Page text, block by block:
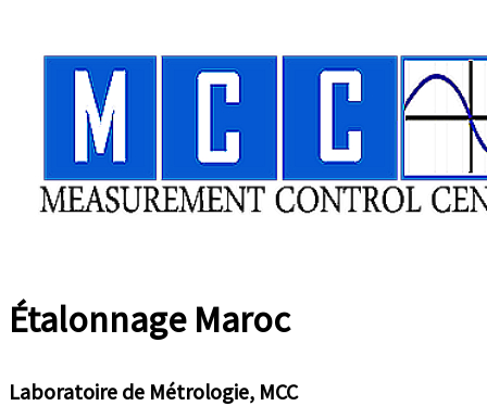
ÉtalonnageMaroc
Laboratoire de Métrologie, MCC